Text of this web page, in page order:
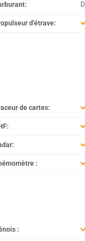
d'étrave:
de cartes:
:
: